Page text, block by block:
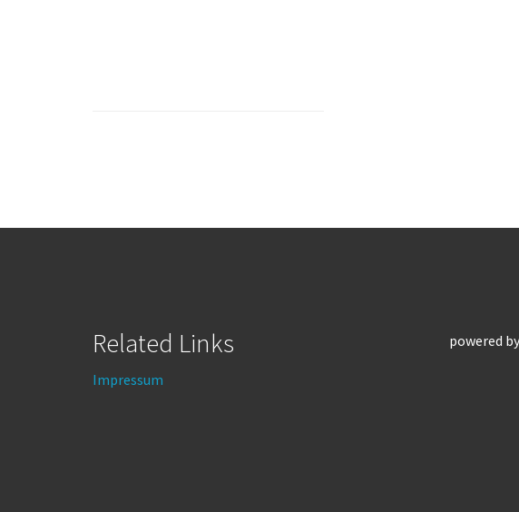
Related Links
Impressum
powered by